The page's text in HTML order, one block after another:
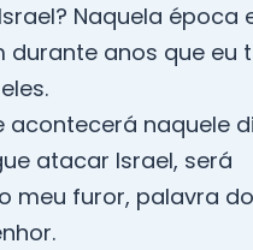
Naquela época
durante anos que eu
acontecerá naquele
atacar Israel, será
meu furor, palavra do